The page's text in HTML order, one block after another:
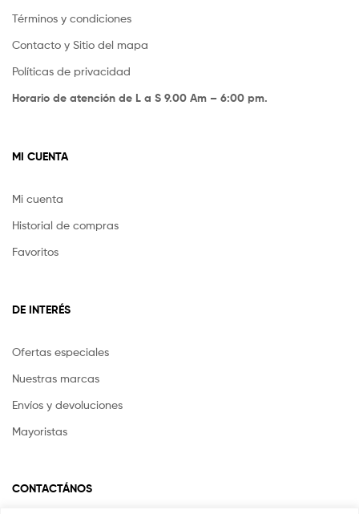
Términos y condiciones
Contacto y Sitio del mapa
Políticas de privacidad
Horario de atención de L a S 9.00 Am – 6:00 pm.
MI CUENTA
Mi cuenta
Historial de compras
Favoritos
DE INTERÉS
Ofertas especiales
Nuestras marcas
Envíos y devoluciones
Mayoristas
CONTACTÁNOS